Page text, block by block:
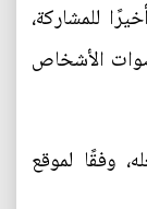
للمشاركة،
الأشخاص
وفقًا لموقع